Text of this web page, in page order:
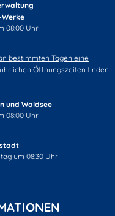
Werke
oder Schließzeiten
08:00 Uhr
bestimmten Tagen eine
Öffnungszeiten finden
und Waldsee
oder Schließzeiten
08:00 Uhr
auszublenden
um 08:30 Uhr